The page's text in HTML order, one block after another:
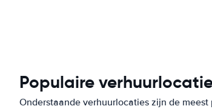
Populaire
Onderstaande verhuurlocaties zijn de